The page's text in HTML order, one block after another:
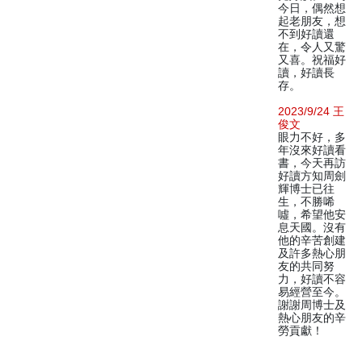
今日，偶然想
起老朋友，想
不到好讀還
在，令人又驚
又喜。祝福好
讀，好讀長
存。
2023/9/24 王
俊文
眼力不好，多
年沒來好讀看
書，今天再訪
好讀方知周劍
輝博士已往
生，不勝唏
噓，希望他安
息天國。沒有
他的辛苦創建
及許多熱心朋
友的共同努
力，好讀不容
易經營至今。
謝謝周博士及
熱心朋友的辛
勞貢獻！